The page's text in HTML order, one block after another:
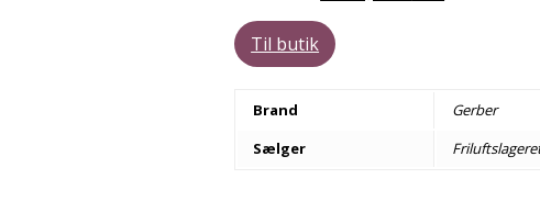
oprindelige
pris
Til butik
Brand
Gerber
Sælger